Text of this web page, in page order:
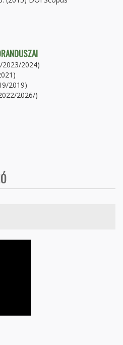
2023/2024)
2019)
2026/)